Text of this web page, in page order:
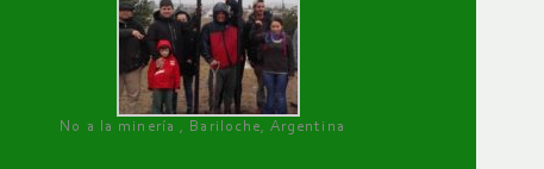
No a la minería , Bariloche, Argentina